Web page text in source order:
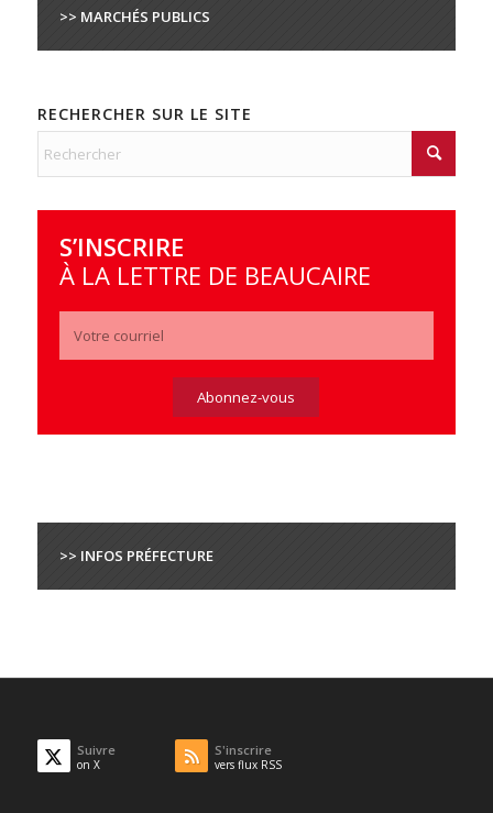
>> MARCHÉS PUBLICS
RECHERCHER SUR LE SITE
S’INSCRIRE
À LA LETTRE DE BEAUCAIRE
>> INFOS PRÉFECTURE
Suivre
on X
S'inscrire
vers flux RSS